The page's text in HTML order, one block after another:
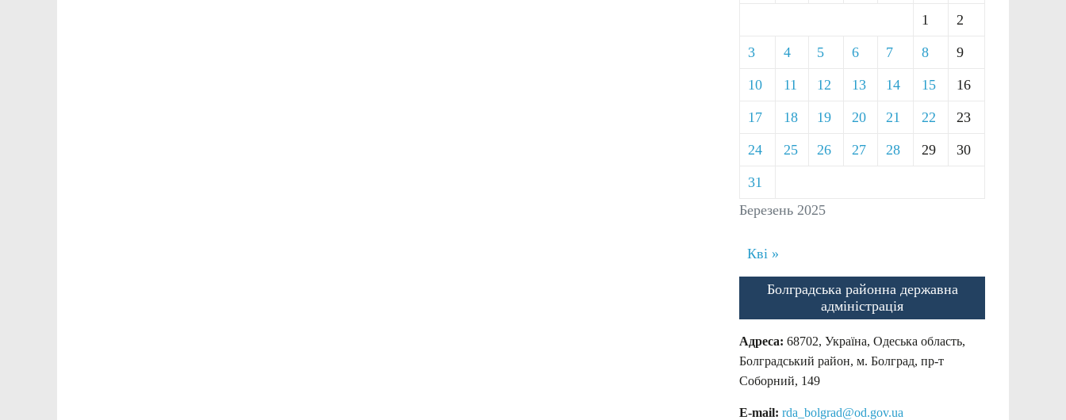
Березень 2025
1 2
3 4 5 6 7 8 9
10 11 12 13 14 15 16
17 18 19 20 21 22 23
24 25 26 27 28 29 30
31
Кві »
Болградська районна державна
адміністрація
Адреса: 68702, Україна, Одеська область,
Болградський район, м. Болград, пр-т
Соборний, 149
E-mail: rda_bolgrad@od.gov.ua